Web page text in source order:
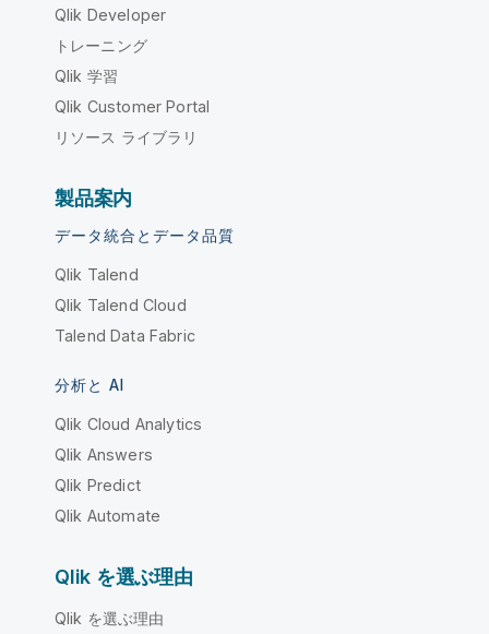
Qlik Developer
トレーニング
Qlik 学習
Qlik Customer Portal
リソース ライブラリ
製品案内
データ統合とデータ品質
Qlik Talend
Qlik Talend Cloud
Talend Data Fabric
分析と AI
Qlik Cloud Analytics
Qlik Answers
Qlik Predict
Qlik Automate
Qlik を選ぶ理由
Qlik を選ぶ理由